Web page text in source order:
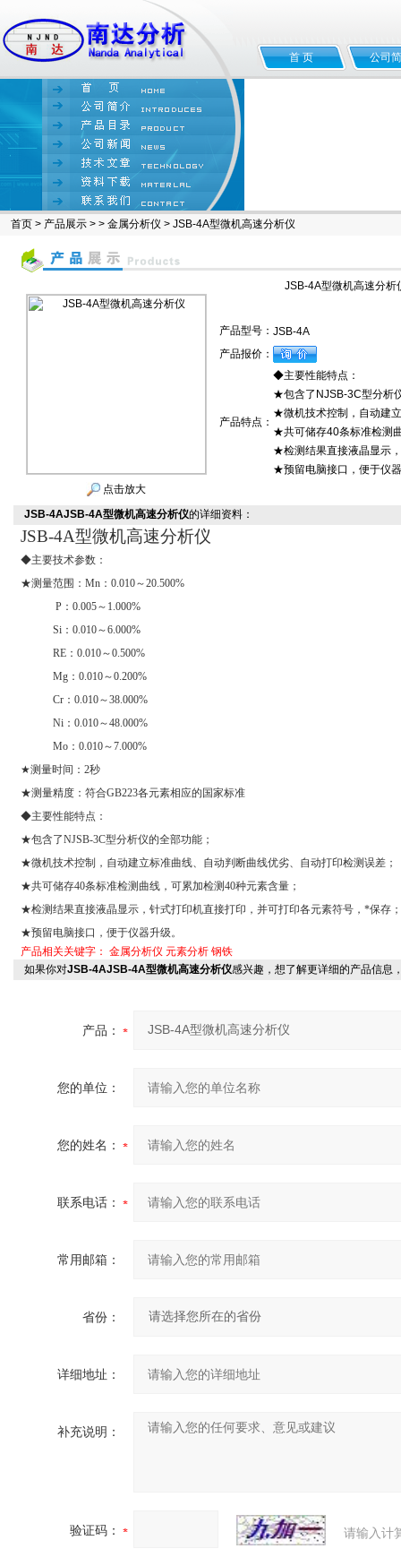
首 页 公司
首页 > 产品展示 > > 金属分析仪 > JSB-4A型微机高速分析仪
JSB-4A型微机高速分析
点击放大
产品型号： JSB-4A
产品报价：
产品特点：
◆主要性能特点：
★包含了NJSB-3C型分析
★微机技术控制，自动建
★共可储存40条标准检测
★检测结果直接液晶显示
★预留电脑接口，便于仪
JSB-4AJSB-4A型微机高速分析仪的详细资料：
JSB-4A型微机高速分析仪
◆主要技术参数：
★测量范围： Mn： 0.010～20.500%
P： 0.005～ 1.000%
Si： 0.010～6.000%
RE： 0.010～0.500%
Mg： 0.010～0.200%
Cr： 0.010～38.000%
Ni： 0.010～48.000%
Mo： 0.010～7.000%
★测量时间： 2秒
★测量精度：符合GB223各元素相应的国家标准
◆主要性能特点：
★包含了NJSB-3C型分析仪的全部功能；
★微机技术控制，自动建立标准曲线、自动判断曲线优劣、自动打印检测误差；
★共可储存40条标准检测曲线，可累加检测40种元素含量；
★检测结果直接液晶显示，针式打印机直接打印，并可打印各元素符号，*保存；
★预留电脑接口，便于仪器升级。
产品相关关键字： 金属分析仪 元素分析 钢铁
如果你对JSB-4AJSB-4A型微机高速分析仪感兴趣，想了解更详细的产品信息
产品：
您的单位：
您的姓名：
联系电话：
常用邮箱：
省份：
详细地址：
补充说明：
验证码： 请输入计